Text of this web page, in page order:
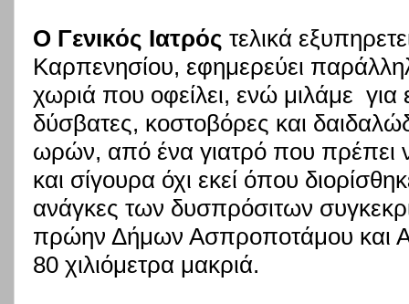
Ο Γενικός Ιατρός τελικά
Καρπενησίου, εφημερεύει
χωριά που οφείλει, ενώ μιλάμε για
δύσβατες, κοστοβόρες και
ωρών, από ένα γιατρό που πρέπει
και σίγουρα όχι εκεί όπου
ανάγκες των δυσπρόσιτων
πρώην Δήμων Ασπροποτάμου και
80 χιλιόμετρα μακριά.